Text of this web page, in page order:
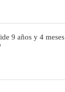
9 años y 4 meses